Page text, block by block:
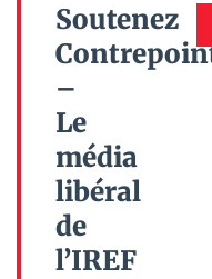
Soutenez
–
Le
média
libéral
de
l’IREF